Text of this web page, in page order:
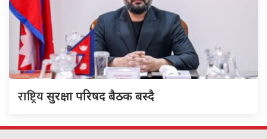
राष्ट्रियसुरक्षा परिषद बैठक बस्दै